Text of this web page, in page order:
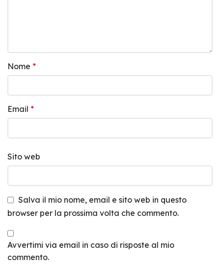
Nome *
Email *
Sito web
Salva il mio nome, email e sito web in questo
browser per la prossima volta che commento.
Avvertimi via email in caso di risposte al mio
commento.